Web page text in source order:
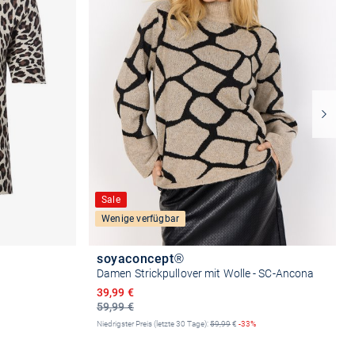
Sale
Wenige verfügbar
soyaconcept®
Damen Strickpullover mit Wolle - SC-Ancona
59,99 €
Ermäßigter Preis
39,99 €
Niedrigster Preis (letzte 30 Tage):59,99€ -33%